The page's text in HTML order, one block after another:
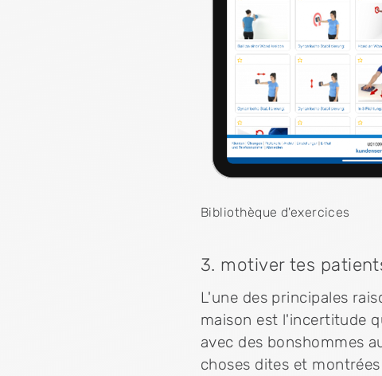
Bibliothèque d'exercices
3. motiver tes
L'une des principales
maison est l'incertitude
avec des bonshommes
choses dites et